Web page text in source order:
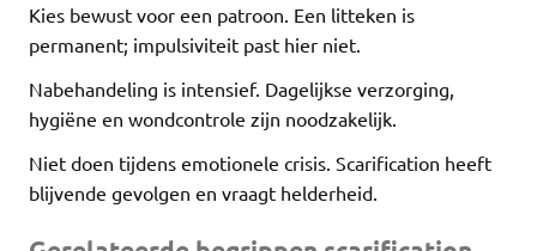
Kies bewust voor een patroon. Een litteken is
permanent; impulsiviteit past hier niet.
Nabehandeling is intensief. Dagelijkse verzorging,
hygiëne en wondcontrole zijn noodzakelijk.
Niet doen tijdens emotionele crisis. Scarification heeft
blijvende gevolgen en vraagt helderheid.